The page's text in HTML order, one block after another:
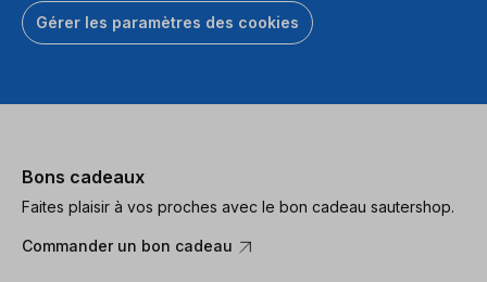
Gérer les paramètres des cookies
Bons cadeaux
Faites plaisir à vos proches avec le bon cadeau sautershop.
Commander un bon cadeau